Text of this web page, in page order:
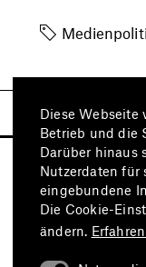
Diese Webseite
Betrieb und die
Darüber hinaus
Nutzerdaten für
eingebundene
Die Cookie-
ändern.